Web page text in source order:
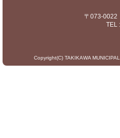
〒073-0022
TEL
Copyright(C) TAKIKAWA